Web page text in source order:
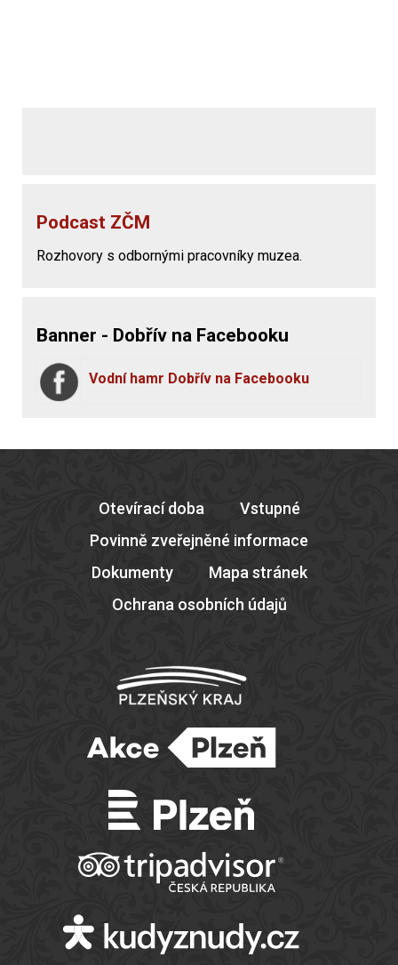
Podcast ZČM
Rozhovory s odbornými pracovníky muzea.
Banner - Dobřív na Facebooku
Vodní hamr Dobřív na Facebooku
Otevírací doba
Vstupné
Povinně zveřejněné informace
Dokumenty
Mapa stránek
Ochrana osobních údajů